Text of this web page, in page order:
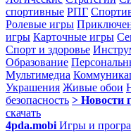
спортивные РПГ
Ролевые игры
игры Карточные игры
Спорт и здоровье
Образование
Мультимедиа
Украшения Живые обои
безопасность > Новости
скачать
4pda.mobi Игры и